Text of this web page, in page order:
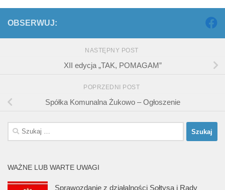
OBSERWUJ:
NASTĘPNY POST
XII edycja „TAK, POMAGAM”
POPRZEDNI POST
Spółka Komunalna Żukowo – Ogłoszenie
Szukaj:
WAŻNE LUB WARTE UWAGI
Sprawozdanie z działalności Sołtysa i Rady